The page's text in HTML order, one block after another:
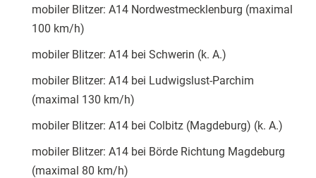
mobiler Blitzer: A14 Nordwestmecklenburg (maximal
100 km/h)
mobiler Blitzer: A14 bei Schwerin (k. A.)
mobiler Blitzer: A14 bei Ludwigslust-Parchim
(maximal 130 km/h)
mobiler Blitzer: A14 bei Colbitz (Magdeburg) (k. A.)
mobiler Blitzer: A14 bei Börde Richtung Magdeburg
(maximal 80 km/h)